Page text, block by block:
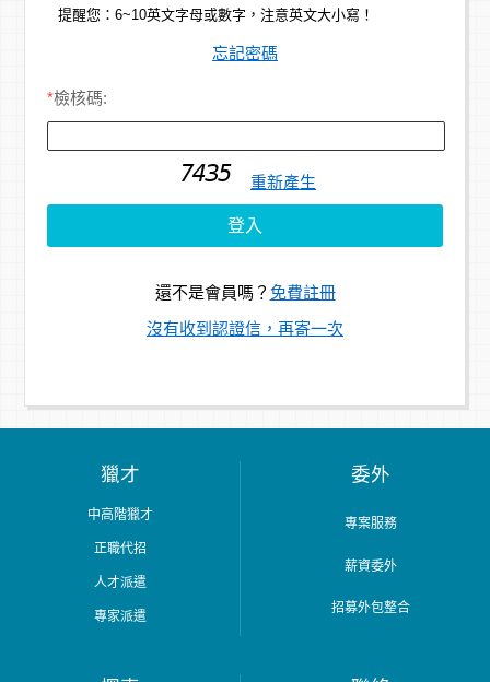
提醒您：6~10英文字母或數字，注意英文大小寫！
忘記密碼
*檢核碼:
重新產生
還不是會員嗎？ 免費註冊
沒有收到認證信，再寄一次
獵才
中高階獵才
正職代招
人才派遣
專家派遣
委外
專案服務
薪資委外
招募外包整合